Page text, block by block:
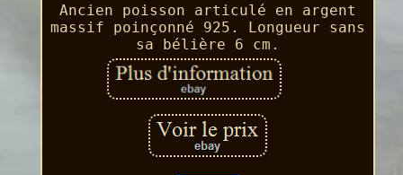
Ancien poisson articulé en argent
massif poinçonné 925. Longueur sans
sa bélière 6 cm.